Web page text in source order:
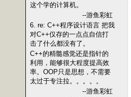
这个学的计算机。
--游鱼彩虹
6. re: C++程序设计语言 把我
对C++仅存的一点点自信打
击了什么都没有了。
C++的精髓感觉还是指针的
利用，能够很大程度提高效
率。OOP只是思想，不需要
太过于专注拉。。。。。
--游鱼彩虹